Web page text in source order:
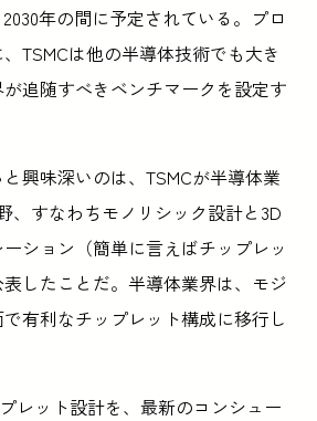
年の間に予定されている。プロ
TSMCは他の半導体技術でも大き
追随すべきベンチマークを設定す
興味深いのは、TSMCが半導体業
、すなわちモノリシック設計と3D
ション（簡単に言えばチップレッ
表したことだ。半導体業界は、モジ
有利なチップレット構成に移行し
レット設計を、最新のコンシュー